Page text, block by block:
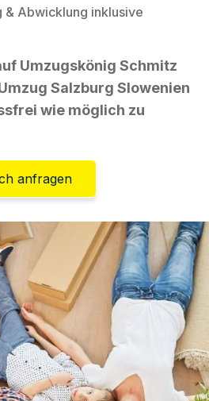
& Abwicklung inklusive
Umzugskönig Schmitz
Salzburg Slowenien
wie möglich zu
anfragen